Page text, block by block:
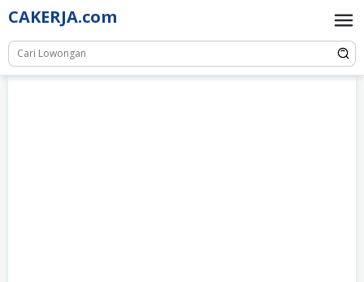
Skip
to
content
CAKERJA.com